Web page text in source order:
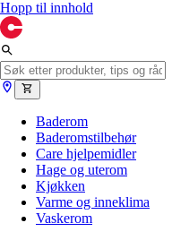
Hopp til innhold
Baderom
Baderomstilbehør
Care hjelpemidler
Hage og uterom
Kjøkken
Varme og inneklima
Vaskerom